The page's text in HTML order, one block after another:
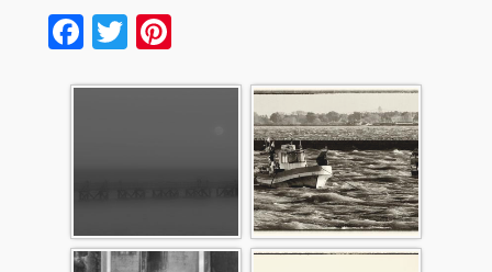
Facebook
Twitter